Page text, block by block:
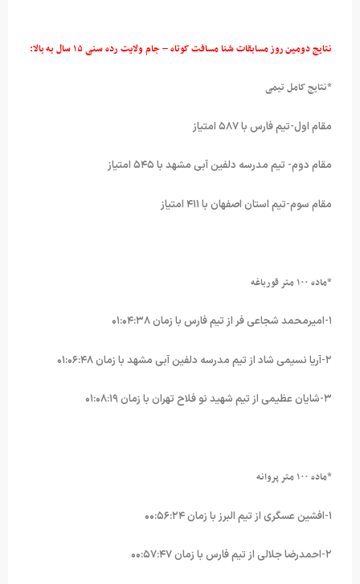
نتایج دومین روز مسابقات شنا مسافت کوتاه – جام ولایت رده سنی ۱۵ سال به بالا:
*نتایج کامل تیمی
مقام اول-تیم فارس با ۵۸۷ امتیاز
مقام دوم- تیم مدرسه دلفین آبی مشهد با ۵۴۵ امتیاز
مقام سوم-تیم استان اصفهان با ۴۱۱ امتیاز
*ماده ۱۰۰ متر قورباغه
۲-آریا نسیمی شاد از تیم مدرسه دلفین آبی مشهد با زمان ۰۱:۰۶:۴۸
۳-شایان عظیمی از تیم شهید نو فلاح تهران با زمان ۰۱:۰۸:۱۹
*ماده ۱۰۰ متر پروانه
۲-احمدرضا جلالی از تیم فارس با زمان ۰۰:۵۷:۴۷